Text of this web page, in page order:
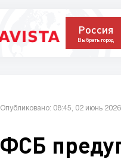
Россия
Выбрать город
Опубликовано: 08:45, 02 июнь 2026
ФСБ